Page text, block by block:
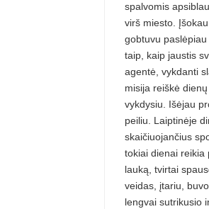
spalvomis
virš miesto.
gobtuvu
taip, kaip jaustis
agentė, vykdanti
misija reiškė
vykdysiu. Išėjau
peiliu. Laiptinėje
skaičiuojančius
tokiai dienai reikia
lauką, tvirtai
veidas, įtariu,
lengvai sutrikusio